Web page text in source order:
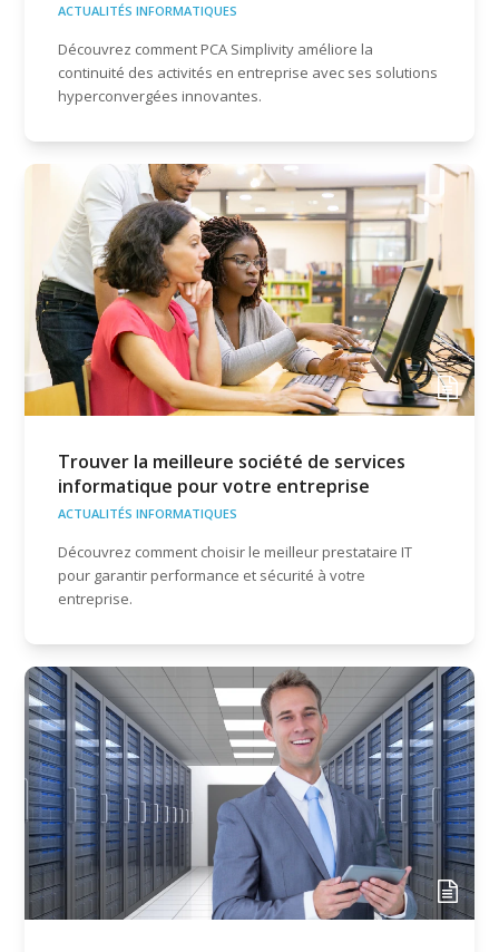
ACTUALITÉS INFORMATIQUES
Découvrez comment PCA Simplivity améliore la
continuité des activités en entreprise avec ses solutions
hyperconvergées innovantes.
Trouver la meilleure société de services
informatique pour votre entreprise
ACTUALITÉS INFORMATIQUES
Découvrez comment choisir le meilleur prestataire IT
pour garantir performance et sécurité à votre
entreprise.